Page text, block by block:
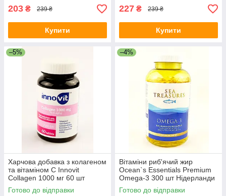
203 ₴ 239 ₴
Купити
227 ₴ 239 ₴
Купити
–5%
Харчова добавка з колагеном
та вітаміном С Innovit
Collagen 1000 мг 60 шт
Нідерланди
Готово до відправки
–4%
Вітаміни риб'ячий жир
Ocean`s Essentials Premium
Omega-3 300 шт Нідерланди
Готово до відправки